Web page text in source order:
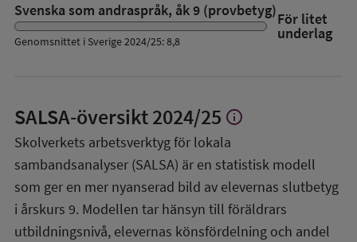
Svenska som andraspråk, åk 9 (provbetyg)För litet
underlag
Genomsnittet i Sverige 2024/25: 8,8
SALSA-översikt2024/25 Visa
om
SALSA-
översikt
info
Skolverkets arbetsverktyg för lokala
sambandsanalyser (SALSA) är en statistisk modell
som ger en mer nyanserad bild av elevernas slutbetyg
i årskurs 9. Modellen tar hänsyn till föräldrars
utbildningsnivå, elevernas könsfördelning och andel